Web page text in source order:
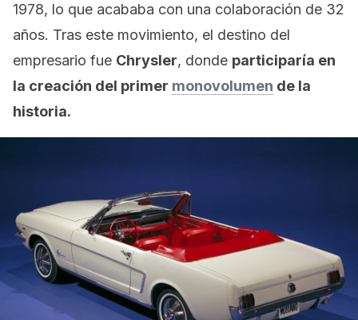
1978, lo que acababa con una colaboración de 32
años. Tras este movimiento, el destino del
empresario fue Chrysler, donde participaría en
la creación del primer monovolumen de la
historia.